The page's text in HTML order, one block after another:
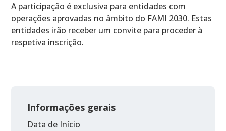
A participação é exclusiva para entidades com
operações aprovadas no âmbito do FAMI 2030. Estas
entidades irão receber um convite para proceder à
respetiva inscrição.
Informações gerais
Data de Início